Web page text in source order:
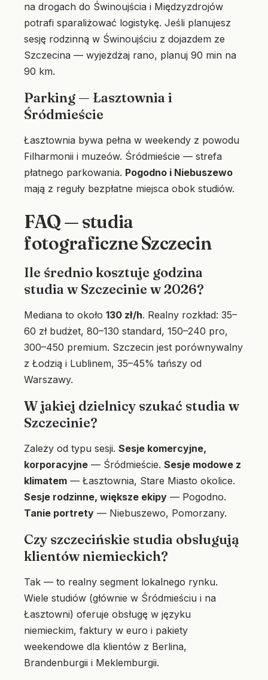
na drogach do Świnoujścia i Międzyzdrojów
potrafi sparaliżować logistykę. Jeśli planujesz
sesję rodzinną w Świnoujściu z dojazdem ze
Szczecina — wyjeżdżaj rano, planuj 90 min na
90 km.
Parking — Łasztownia i
Śródmieście
Łasztownia bywa pełna w weekendy z powodu
Filharmonii i muzeów. Śródmieście — strefa
płatnego parkowania. Pogodno i Niebuszewo
mają z reguły bezpłatne miejsca obok studiów.
FAQ — studia
fotograficzne Szczecin
Ile średnio kosztuje godzina
studia w Szczecinie w 2026?
Mediana to około 130 zł/h. Realny rozkład: 35–
60 zł budżet, 80–130 standard, 150–240 pro,
300–450 premium. Szczecin jest porównywalny
z Łodzią i Lublinem, 35–45% tańszy od
Warszawy.
W jakiej dzielnicy szukać studia w
Szczecinie?
Zależy od typu sesji. Sesje komercyjne,
korporacyjne — Śródmieście. Sesje modowe z
klimatem — Łasztownia, Stare Miasto okolice.
Sesje rodzinne, większe ekipy — Pogodno.
Tanie portrety — Niebuszewo, Pomorzany.
Czy szczecińskie studia obsługują
klientów niemieckich?
Tak — to realny segment lokalnego rynku.
Wiele studiów (głównie w Śródmieściu i na
Łasztowni) oferuje obsługę w języku
niemieckim, faktury w euro i pakiety
weekendowe dla klientów z Berlina,
Brandenburgii i Meklemburgii.